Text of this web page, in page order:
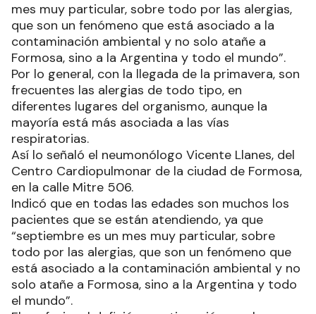
mes muy particular, sobre todo por las alergias,
que son un fenómeno que está asociado a la
contaminación ambiental y no solo atañe a
Formosa, sino a la Argentina y todo el mundo”.
Por lo general, con la llegada de la primavera, son
frecuentes las alergias de todo tipo, en
diferentes lugares del organismo, aunque la
mayoría está más asociada a las vías
respiratorias.
Así lo señaló el neumonólogo Vicente Llanes, del
Centro Cardiopulmonar de la ciudad de Formosa,
en la calle Mitre 506.
Indicó que en todas las edades son muchos los
pacientes que se están atendiendo, ya que
“septiembre es un mes muy particular, sobre
todo por las alergias, que son un fenómeno que
está asociado a la contaminación ambiental y no
solo atañe a Formosa, sino a la Argentina y todo
el mundo”.